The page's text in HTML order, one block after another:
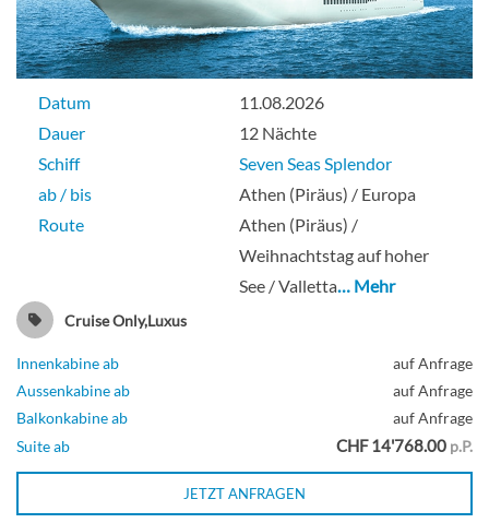
Datum
11.08.2026
Dauer
12 Nächte
Schiff
Seven Seas Splendor
ab / bis
Athen (Piräus) / Europa
Route
Athen (Piräus) /
Weihnachtstag auf hoher
See / Valletta… Mehr
Cruise Only,Luxus
Innenkabine ab
auf Anfrage
Aussenkabine ab
auf Anfrage
Balkonkabine ab
auf Anfrage
Suite ab
CHF 14'768.00 p.P.
JETZT ANFRAGEN